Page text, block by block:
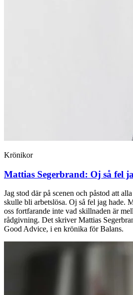
Krönikor
Mattias Segerbrand: Oj så fel
Jag stod där på scenen och påstod att
skulle bli arbetslösa. Oj så fel jag hade.
oss fortfarande inte vad skillnaden är
rådgivning. Det skriver Mattias
Good Advice, i en krönika för Balans.